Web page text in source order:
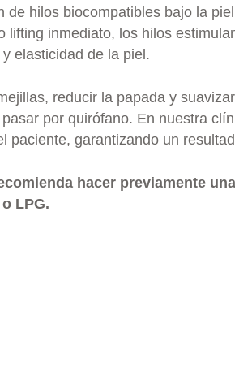
hilos biocompatibles bajo la
inmediato, los hilos
elasticidad de la piel.
reducir la papada y
por quirófano. En nuestra
garantizando un
hacer previamente
LPG.